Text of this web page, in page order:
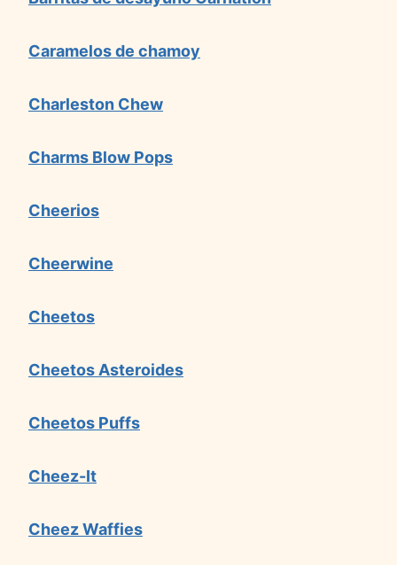
Caramelos de chamoy
Charleston Chew
Charms Blow Pops
Cheerios
Cheerwine
Cheetos
Cheetos Asteroides
Cheetos Puffs
Cheez-It
Cheez Waffies